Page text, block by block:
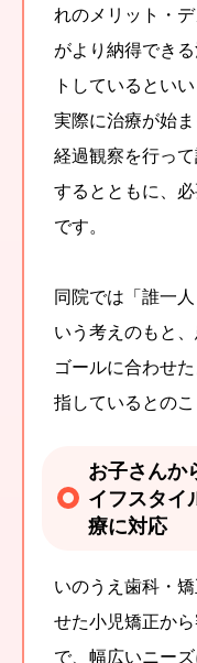
れのメリット・
がより納得でき
トしているといい
実際に治療が始
経過観察を行っ
するとともに、
です。
同院では「誰一
いう考えのもと
ゴールに合わせ
指しているとのこ
お子さんか
イフスタイ
療に対応
いのうえ歯科・
せた小児矯正か
で、幅広いニー